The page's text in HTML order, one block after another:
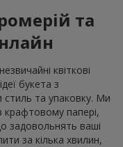
та
квіткові
букета з
стиль та упаковку. Ми
крафтовому папері,
задовольнять ваші
за кілька хвилин,